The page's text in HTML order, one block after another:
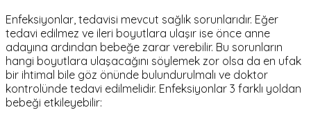
Enfeksiyonlar, tedavisi mevcut sağlık sorunlarıdır. Eğer
tedavi edilmez ve ileri boyutlara ulaşır ise önce anne
adayına ardından bebeğe zarar verebilir. Bu sorunların
hangi boyutlara ulaşacağını söylemek zor olsa da en ufak
bir ihtimal bile göz önünde bulundurulmalı ve doktor
kontrolünde tedavi edilmelidir. Enfeksiyonlar 3 farklı yoldan
bebeği etkileyebilir: